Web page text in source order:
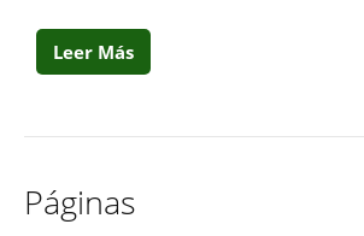
Leer Más
Páginas